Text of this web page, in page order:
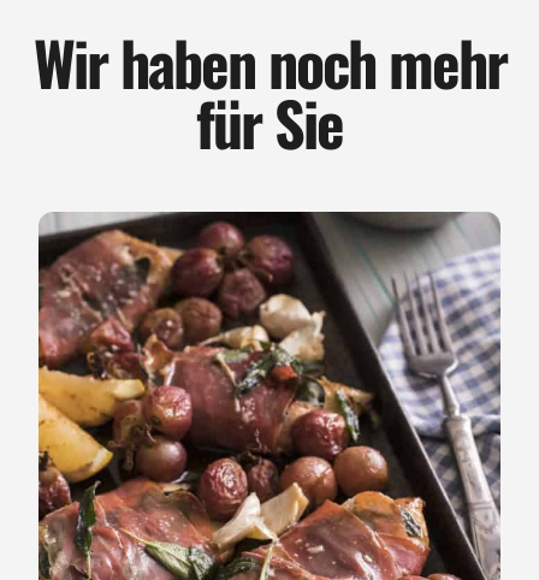
Wir haben noch mehr
für Sie